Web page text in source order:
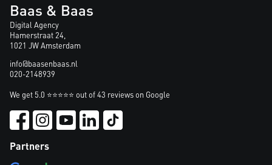
Baas & Baas
Digital Agency
Hamerstraat 24,
1021 JW Amsterdam
info@baasenbaas.nl
020-2148939
We get 5.0 ⭐⭐⭐⭐⭐ out of 43 reviews on Google
Partners